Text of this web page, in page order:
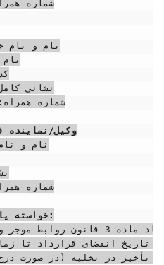
شماره
نام و نام
نشانی
شماره
وکیل/نماینده
نام و
شماره
خواسته یا موضوع دعوا و بهای آن: